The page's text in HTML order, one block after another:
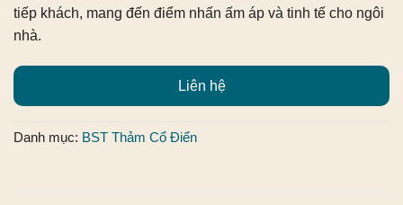
tiếp khách, mang đến điểm nhấn ấm áp và tinh tế cho ngôi
nhà.
Liên hệ
Danh mục: BST Thảm Cổ Điển